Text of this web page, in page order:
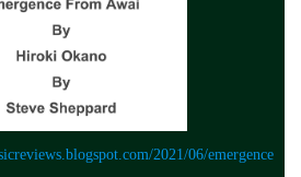
2021/06/emergence